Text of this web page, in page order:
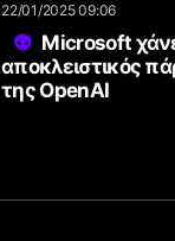
22/01/2025 09:06
Microsoft
αποκλειστικός
της OpenAI